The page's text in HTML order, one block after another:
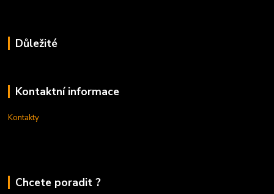
Důležité
Kontaktní informace
Kontakty
Chcete poradit ?